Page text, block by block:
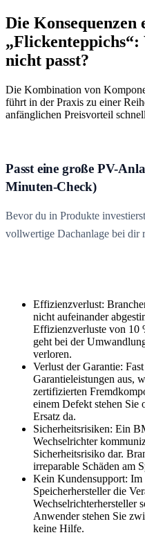
Die Konsequenzen
„Flickenteppichs“:
nicht passt?
Die Kombination von
führt in der Praxis zu einer
anfänglichen Preisvorteil
Passt eine große PV-
Minuten-Check)
Bevor du in Produkte
vollwertige Dachanlage bei dir
Effizienzverlust:
nicht aufeinander
Effizienzverluste von 10
geht bei der
verloren.
Verlust der Garantie:
Garantieleistungen aus,
zertifizierten
einem Defekt stehen Sie
Ersatz da.
Sicherheitsrisiken: Ein
Wechselrichter
Sicherheitsrisiko dar.
irreparable Schäden am
Kein Kundensupport:
Speicherhersteller die
Wechselrichterhersteller
Anwender stehen Sie
keine Hilfe.